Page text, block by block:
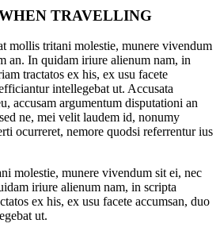
TRAVELLING
mollis tritani molestie, munere vivendum
an. In quidam iriure alienum nam, in
tractatos ex his, ex usu facete
intellegebat ut. Accusata
accusam argumentum disputationi an
ne, mei velit laudem id, nonumy
ocurreret, nemore quodsi referrentur ius
molestie, munere vivendum sit ei, nec
iriure alienum nam, in scripta
ex his, ex usu facete accumsan, duo
ut.